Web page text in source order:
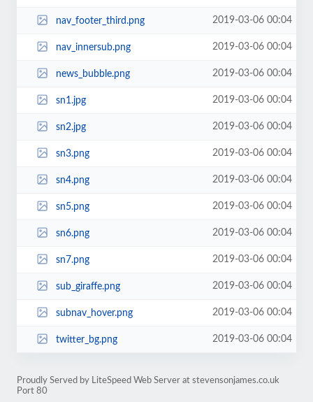
nav_footer_third.png 2019-03-06 00:04
nav_innersub.png 2019-03-06 00:04
news_bubble.png 2019-03-06 00:04
sn1.jpg 2019-03-06 00:04
sn2.jpg 2019-03-06 00:04
sn3.png 2019-03-06 00:04
sn4.png 2019-03-06 00:04
sn5.png 2019-03-06 00:04
sn6.png 2019-03-06 00:04
sn7.png 2019-03-06 00:04
sub_giraffe.png 2019-03-06 00:04
subnav_hover.png 2019-03-06 00:04
twitter_bg.png 2019-03-06 00:04
Proudly Served by LiteSpeed Web Server at stevensonjames.co.uk
Port 80